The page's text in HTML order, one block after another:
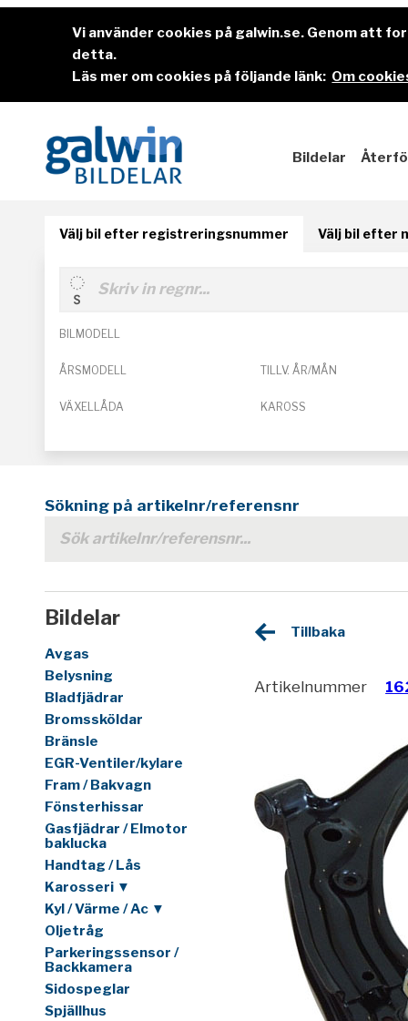
Vi använder cookies på galwin.se. Genom att
detta.
Läs mer om cookies på följande länk: Om
Bildelar
Välj bil efter registreringsnummer Välj bil efter
BILMODELL
ÅRSMODELL TILLV. ÅR/MÅN
VÄXELLÅDA KAROSS
Sökning på artikelnr/referensnr
Bildelar
Avgas
Belysning
Bladfjädrar
Bromssköldar
Bränsle
EGR-Ventiler/kylare
Fram / Bakvagn
Fönsterhissar
Gasfjädrar / Elmotor
baklucka
Handtag / Lås
Karosseri ▼
Kyl / Värme / Ac ▼
Oljetråg
Parkeringssensor /
Backkamera
Sidospeglar
Spjällhus
Tillbaka
Artikelnummer